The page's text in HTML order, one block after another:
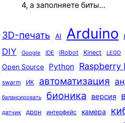
4, а заполняете биты…
3D-печать AI Arduino
DIY Google IDE iRobot Kinect LEGO
Open Source Python Raspberry
swarm ИК автоматизация
балансировать бионика версия
датчик дрон интерфейс камера